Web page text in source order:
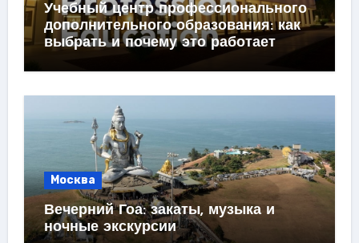
Учебный центр профессионального
дополнительного образования: как
выбрать и почему это работает
Москва
Вечерний Гоа: закаты, музыка и
ночные экскурсии